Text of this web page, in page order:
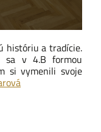
históriu a tradície.
sa v 4.B formou
si vymenili svoje